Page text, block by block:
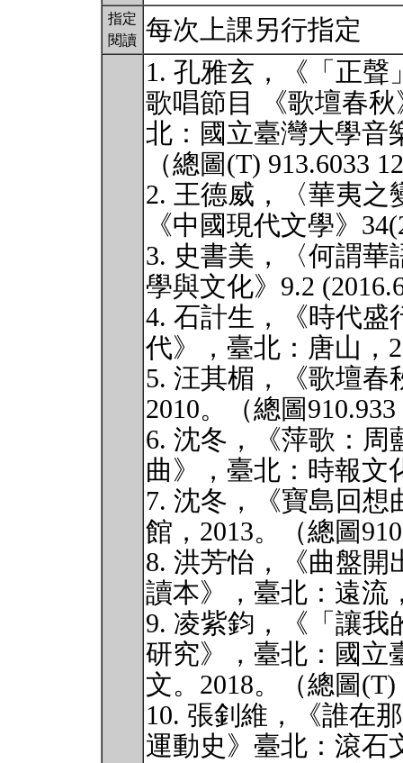
指定
閱讀 每次上課另行指定
1. 孔雅玄，《「正
歌唱節目 《歌壇春
北：國立臺灣大學音
（總圖(T) 913.6033
2. 王德威，〈華夷之
《中國現代文學》
3. 史書美，〈何謂華
學與文化》9.2
4. 石計生，《時代
代》，臺北：唐山，
5. 汪其楣，《歌壇春
2010。（總圖910.933
6. 沈冬，《萍歌：周
曲》，臺北：時報文
7. 沈冬，《寶島回
館，2013。（總圖
8. 洪芳怡，《曲盤
讀本》，臺北：遠流
9. 凌紫鈞，《「讓我
研究》，臺北：國立
文。2018。（總圖(T)
10. 張釗維，《誰在
運動史》臺北：滾石